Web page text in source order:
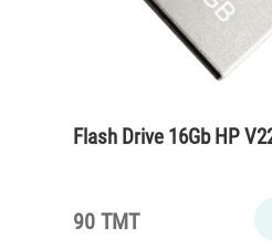
Flash Drive 16Gb HP
90 TMT